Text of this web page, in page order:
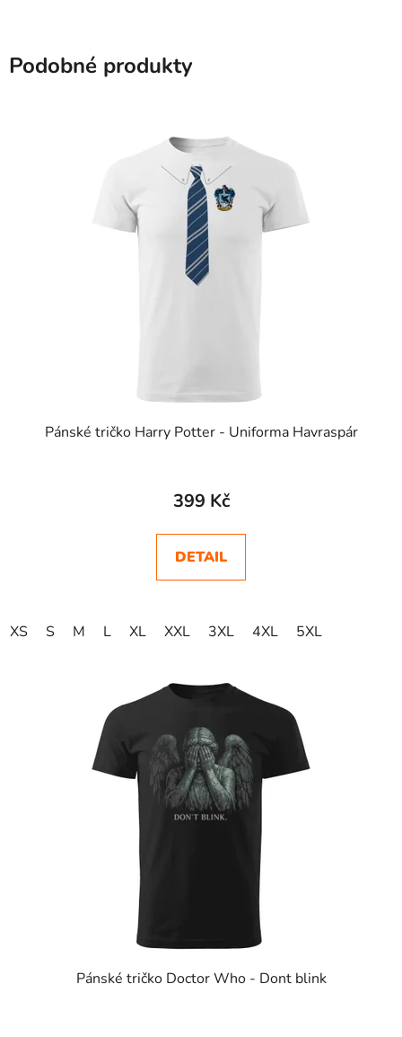
Podobné produkty
Pánské tričko Harry Potter - Uniforma Havraspár
399 Kč
DETAIL
XS S M L XL XXL 3XL 4XL 5XL
Pánské tričko Doctor Who - Dont blink